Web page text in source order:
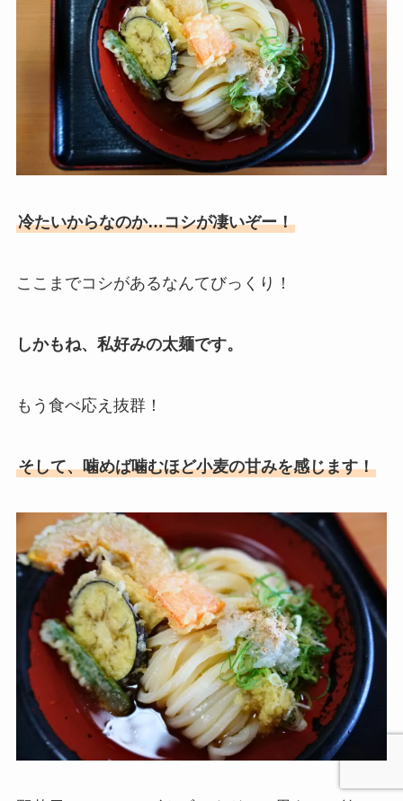
冷たいからなのか…コシが凄いぞー！
ここまでコシがあるなんてびっくり！
しかもね、私好みの太麺です。
もう食べ応え抜群！
そして、噛めば噛むほど小麦の甘みを感じます！